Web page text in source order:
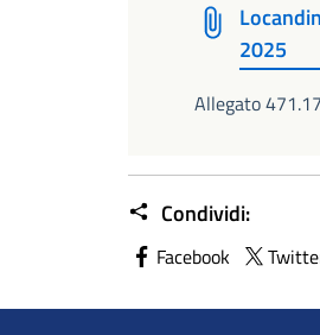
2025
Allegato
Condividi:
Facebook